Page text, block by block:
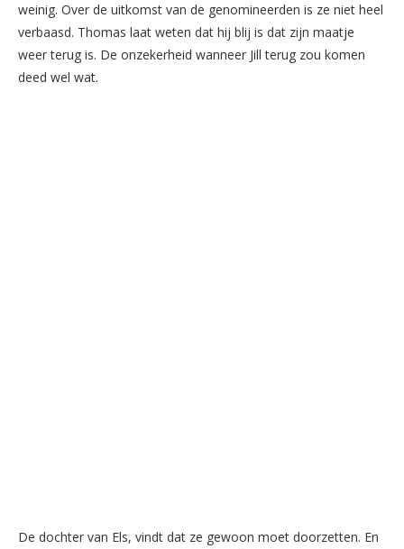
weinig. Over de uitkomst van de genomineerden is ze niet heel
verbaasd. Thomas laat weten dat hij blij is dat zijn maatje
weer terug is. De onzekerheid wanneer Jill terug zou komen
deed wel wat.
De dochter van Els, vindt dat ze gewoon moet doorzetten. En